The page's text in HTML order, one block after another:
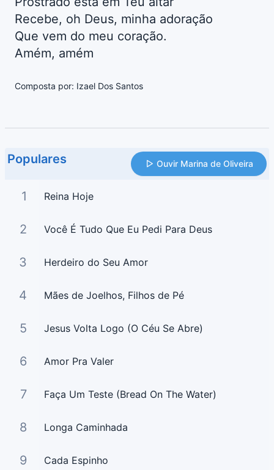
Recebe, oh Deus, minha adoração
Que vem do meu coração.
Amém, amém
Composta por: Izael Dos Santos
Populares Ouvir Marina de Oliveira
1 Reina Hoje
2 Você É Tudo Que Eu Pedi Para Deus
3 Herdeiro do Seu Amor
4 Mães de Joelhos, Filhos de Pé
5 Jesus Volta Logo (O Céu Se Abre)
6 Amor Pra Valer
7 Faça Um Teste (Bread On The Water)
8 Longa Caminhada
9 Cada Espinho